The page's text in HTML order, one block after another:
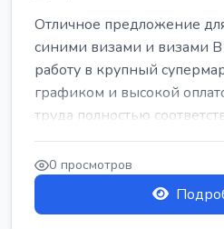
Отличное предложение
синими визами и визами
работу в крупный
графиком и высокой
труда полностью
0 просмотров